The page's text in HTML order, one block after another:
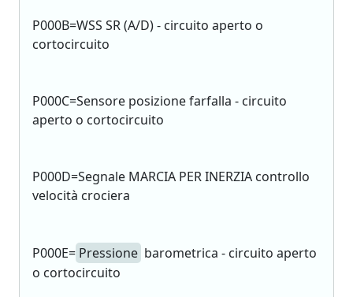
P000B=WSS SR (A/D) - circuito aperto o
cortocircuito
P000C=Sensore posizione farfalla - circuito
aperto o cortocircuito
P000D=Segnale MARCIA PER INERZIA controllo
velocità crociera
P000E= Pressione barometrica - circuito aperto
o cortocircuito